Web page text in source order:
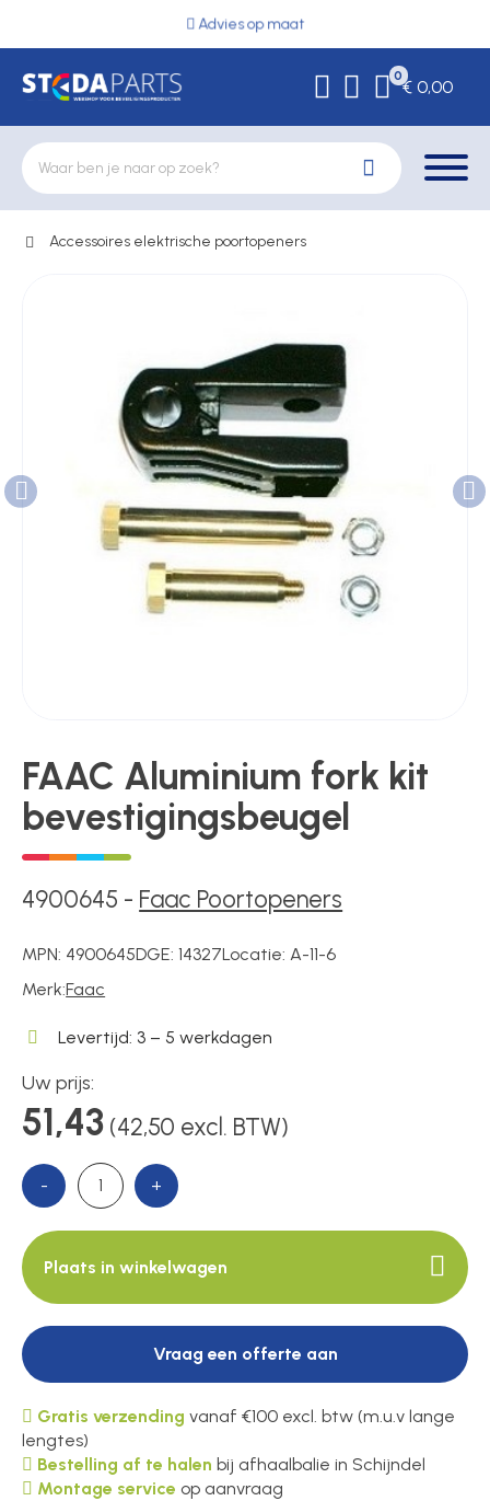
Advies op maat
0
€ 0,00
Deurbeslag
Hekwerkonderdelen
Kluizen
Poortonderdelen
Toegangscontrole
Toegangsverlening
Accessoires elektrische poortopeners
FAAC Aluminium fork kit
bevestigingsbeugel
4900645 - Faac Poortopeners
MPN: 4900645DGE:14327Locatie:A-11-6
Merk:Faac
Levertijd: 3 – 5 werkdagen
Uw prijs:
51,43 (42,50 excl. BTW)
- +
Plaats in winkelwagen
Vraag een offerte aan
Gratis verzending vanaf €100 excl. btw (m.u.v lange
lengtes)
Bestelling af te halen bij afhaalbalie in Schijndel
Montage service op aanvraag